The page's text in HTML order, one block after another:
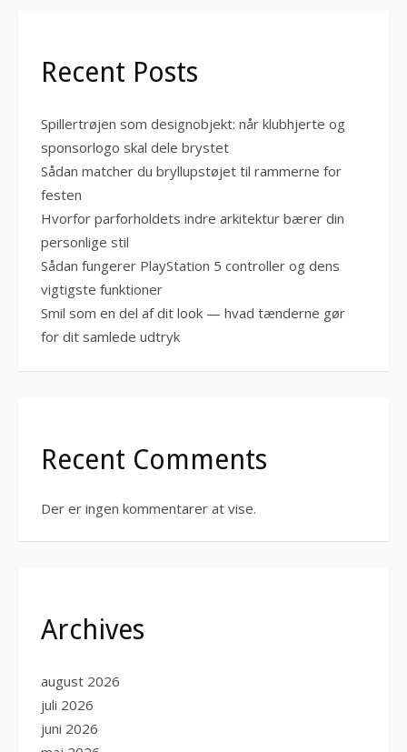
Recent Posts
Spillertrøjen som designobjekt: når klubhjerte og
sponsorlogo skal dele brystet
Sådan matcher du bryllupstøjet til rammerne for
festen
Hvorfor parforholdets indre arkitektur bærer din
personlige stil
Sådan fungerer PlayStation 5 controller og dens
vigtigste funktioner
Smil som en del af dit look — hvad tænderne gør
for dit samlede udtryk
Recent Comments
Der er ingen kommentarer at vise.
Archives
august 2026
juli 2026
juni 2026